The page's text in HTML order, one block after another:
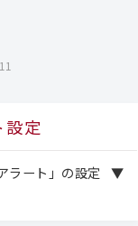
定
ラート」の設定